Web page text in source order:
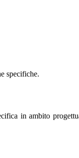
specifiche.
in ambito